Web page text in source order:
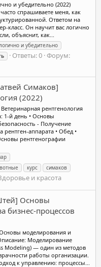
и убедительно (2022)
спрашиваете меня, как
Ответом на
класс. Он научит вас логично
объяснит, как...
и убедительно
Ответы: 0 Форум:
Симаков]
(2022)
рентгенология
1-й день • Основы
⁃ Получение
рентген-аппарата • Обед •
рентгенографии
курс
симаков
и красота
Основы
бизнес-процессов
моделирования и
Моделирование
Modeling) — один из методов
работы организации.
к управлению: процессы...